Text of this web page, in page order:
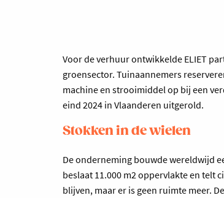
Voor de verhuur ontwikkelde ELIET
groensector. Tuinaannemers
machine en strooimiddel op bij een
eind 2024 in Vlaanderen uitgerold.
Stokken in de wielen
De onderneming bouwde wereldwijd
beslaat 11.000 m2 oppervlakte en telt
blijven, maar er is geen ruimte meer.